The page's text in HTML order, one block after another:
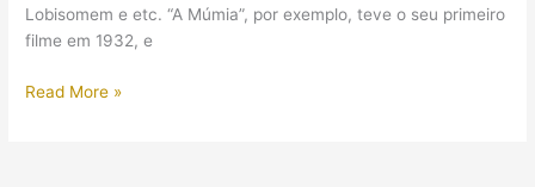
Lobisomem e etc. “A Múmia”, por exemplo, teve o seu primeiro
filme em 1932, e
A
Read More »